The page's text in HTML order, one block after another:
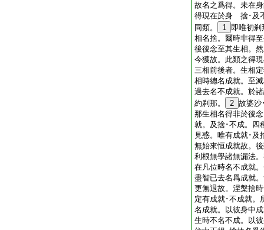
故名之爲得。未在
得現在於身 捨･及
同類。
1 即唯初
相名捨。爾時非得
後後念至其生相。
今獲故。此類之得
三相前後者。生相
相時總名成就。至
過去名不成就。於
約刹那。
2 故婆沙
那生相名得非於後
就。及捨･不成。四
見惑。唯有成就･及
無始來恒成就故。
利根無學諸無漏法
在凡位時名不成就
盡智已去名爲成就
更無退故。涅槃捨
定有成就･不成就。
名成就。以彼身中
生時不名不成。以